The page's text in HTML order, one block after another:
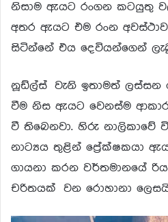
නිසාම ඇයට රංගන කටයුතු
අතර ඇයට එම රංන
සිටින්නේ එය දෙවියන්ගෙන්
නූඩ්ල්ස් වැනි ඉතාමත්
වීම නිස ඇයට වෙනස්ම
වී තිබෙනවා. හිරු නාලිකාවේ
නාට්‍යය තුළින් ප්‍රේක්ෂකයා
ගායනා කරන වර්තමානයේ
චරිතයක් වන රොහානා